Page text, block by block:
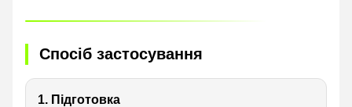
Спосіб застосування
1. Підготовка